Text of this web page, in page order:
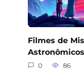
Filmes de
Astronômicos
0 86